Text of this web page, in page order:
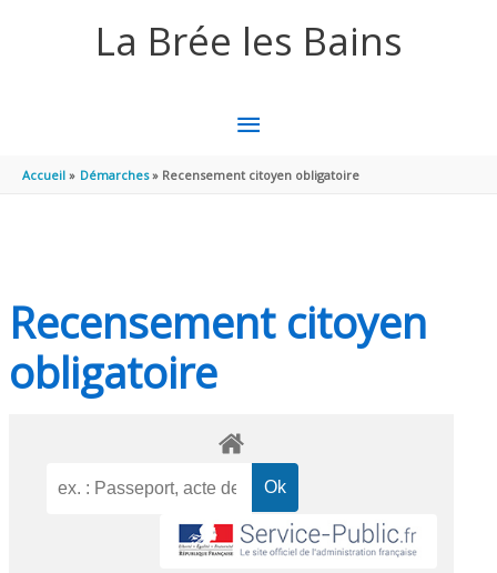
La Brée les Bains
MENU
PRINCIPAL
Accueil Démarches Recensement citoyen obligatoire
Recensement citoyen
obligatoire